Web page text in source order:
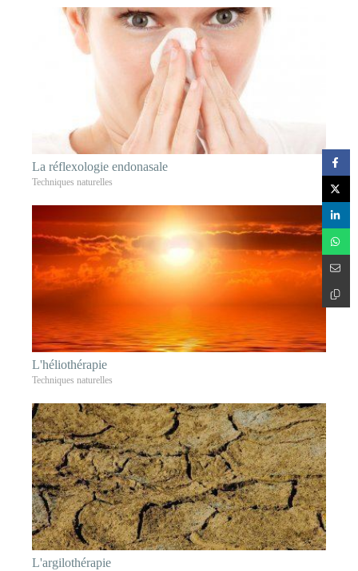
La réflexologie endonasale
Techniques naturelles
L'héliothérapie
Techniques naturelles
L'argilothérapie